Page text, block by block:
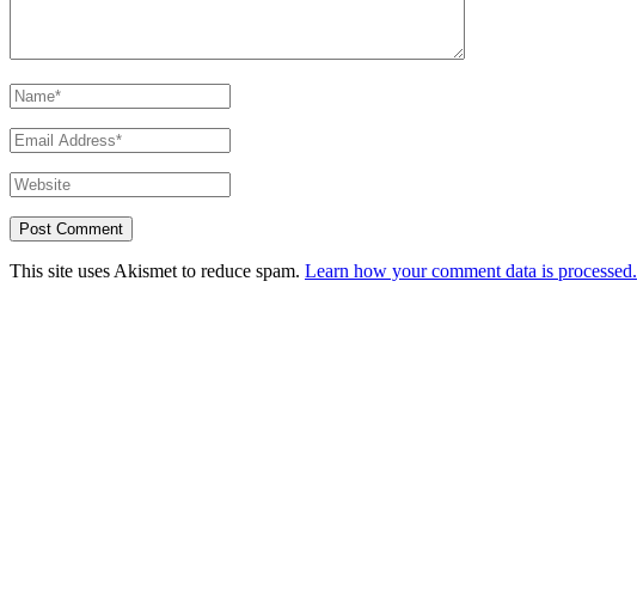
This site uses Akismet to reduce spam. Learn how your comment data is processed.